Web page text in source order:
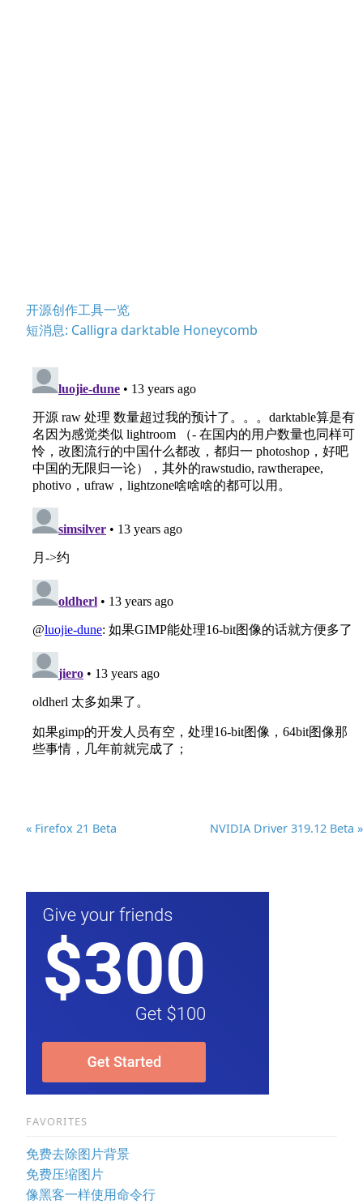
开源创作工具一览
短消息: Calligra darktable Honeycomb
« Firefox 21 Beta NVIDIA Driver 319.12 Beta »
FAVORITES
免费去除图片背景
免费压缩图片
像黑客一样使用命令行